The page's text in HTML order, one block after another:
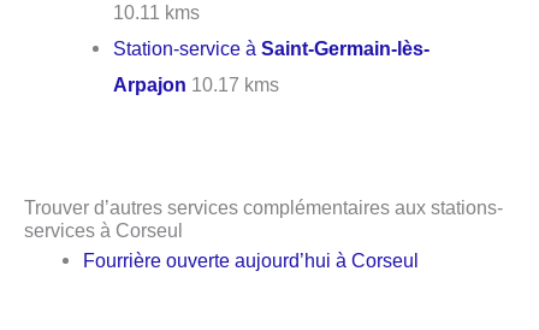
10.11 kms
Station-service àSaint-Germain-lès-
Arpajon 10.17 kms
Trouver d’autres services complémentaires aux stations-
services à Corseul
Fourrière ouverte aujourd’hui à Corseul